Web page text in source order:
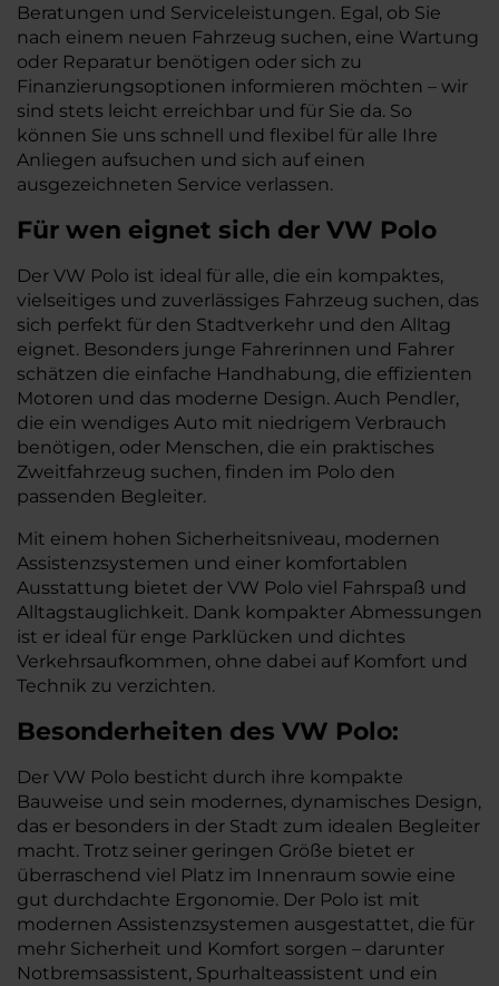
Beratungen und Serviceleistungen. Egal, ob Sie
nach einem neuen Fahrzeug suchen, eine Wartung
oder Reparatur benötigen oder sich zu
Finanzierungsoptionen informieren möchten – wir
sind stets leicht erreichbar und für Sie da. So
können Sie uns schnell und flexibel für alle Ihre
Anliegen aufsuchen und sich auf einen
ausgezeichneten Service verlassen.
Für wen eignet sich der VW Polo
Der VW Polo ist ideal für alle, die ein kompaktes,
vielseitiges und zuverlässiges Fahrzeug suchen, das
sich perfekt für den Stadtverkehr und den Alltag
eignet. Besonders junge Fahrerinnen und Fahrer
schätzen die einfache Handhabung, die effizienten
Motoren und das moderne Design. Auch Pendler,
die ein wendiges Auto mit niedrigem Verbrauch
benötigen, oder Menschen, die ein praktisches
Zweitfahrzeug suchen, finden im Polo den
passenden Begleiter.
Mit einem hohen Sicherheitsniveau, modernen
Assistenzsystemen und einer komfortablen
Ausstattung bietet der VW Polo viel Fahrspaß und
Alltagstauglichkeit. Dank kompakter Abmessungen
ist er ideal für enge Parklücken und dichtes
Verkehrsaufkommen, ohne dabei auf Komfort und
Technik zu verzichten.
Besonderheiten des VW Polo:
Der VW Polo besticht durch ihre kompakte
Bauweise und sein modernes, dynamisches Design,
das er besonders in der Stadt zum idealen Begleiter
macht. Trotz seiner geringen Größe bietet er
überraschend viel Platz im Innenraum sowie eine
gut durchdachte Ergonomie. Der Polo ist mit
modernen Assistenzsystemen ausgestattet, die für
mehr Sicherheit und Komfort sorgen – darunter
Notbremsassistent, Spurhalteassistent und ein